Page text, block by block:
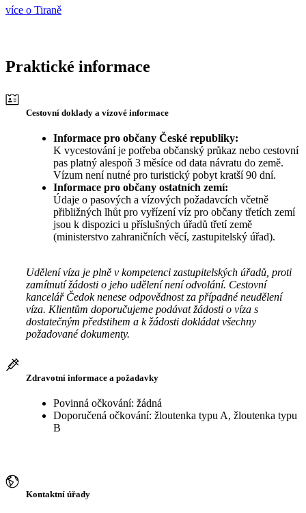
více o Tiraně
Praktické informace
Cestovní doklady a vízové informace
Informace pro občany České republiky:
K vycestování je potřeba občanský průkaz nebo cestovní
pas platný alespoň 3 měsíce od data návratu do země.
Vízum není nutné pro turistický pobyt kratší 90 dní.
Informace pro občany ostatních zemí:
Údaje o pasových a vízových požadavcích včetně
přibližných lhůt pro vyřízení víz pro občany třetích zemí
jsou k dispozici u příslušných úřadů třetí země
(ministerstvo zahraničních věcí, zastupitelský úřad).
Udělení víza je plně v kompetenci zastupitelských úřadů, proti
zamítnutí žádosti o jeho udělení není odvolání. Cestovní
kancelář Čedok nenese odpovědnost za případné neudělení
víza. Klientům doporučujeme podávat žádosti o víza s
dostatečným předstihem a k žádosti dokládat všechny
požadované dokumenty.
Zdravotní informace a požadavky
Povinná očkování: žádná
Doporučená očkování: žloutenka typu A, žloutenka typu
B
Kontaktní úřady